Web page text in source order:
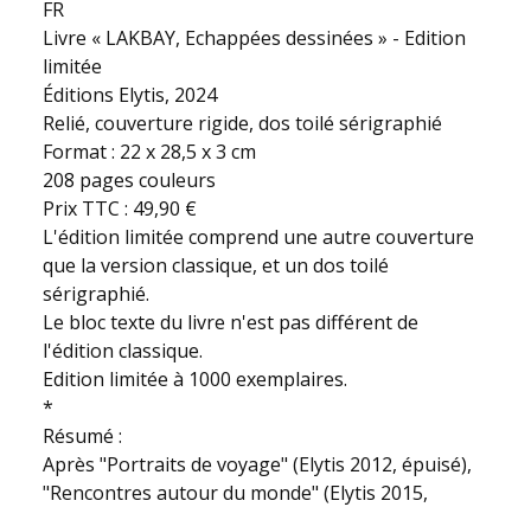
FR
Livre « LAKBAY, Echappées dessinées » - Edition
limitée
Éditions Elytis, 2024
Relié, couverture rigide, dos toilé sérigraphié
Format : 22 x 28,5 x 3 cm
208 pages couleurs
Prix TTC : 49,90 €
L'édition limitée comprend une autre couverture
que la version classique, et un dos toilé
sérigraphié.
Le bloc texte du livre n'est pas différent de
l'édition classique.
Edition limitée à 1000 exemplaires.
*
Résumé :
Après "Portraits de voyage" (Elytis 2012, épuisé),
"Rencontres autour du monde" (Elytis 2015,